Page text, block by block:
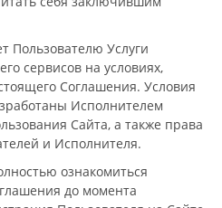
Пользователю Услуги
сервисов на условиях,
Соглашения. Условия
Исполнителем
Сайта, а также права
и Исполнителя.
ознакомиться
до момента